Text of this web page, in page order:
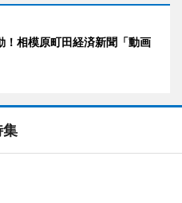
相模原町田経済新聞「動画
集